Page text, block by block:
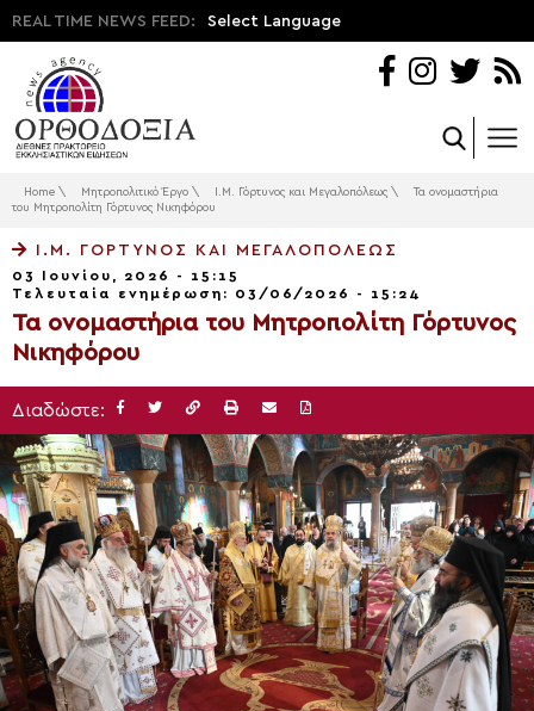
REAL TIME NEWS FEED: Select Language
Home \ Μητροπολιτικό Έργο \ Ι.Μ. Γόρτυνος και Μεγαλοπόλεως \
Τα ονομαστήρια
του Μητροπολίτη Γόρτυνος Νικηφόρου
Ι.Μ. ΓΌΡΤΥΝΟΣ ΚΑΙ ΜΕΓΑΛΟΠΌΛΕΩΣ
03 Ιουνίου, 2026 - 15:15
Τελευταία ενημέρωση: 03/06/2026 - 15:24
Τα ονομαστήρια του Μητροπολίτη Γόρτυνος
Νικηφόρου
Διαδώστε: